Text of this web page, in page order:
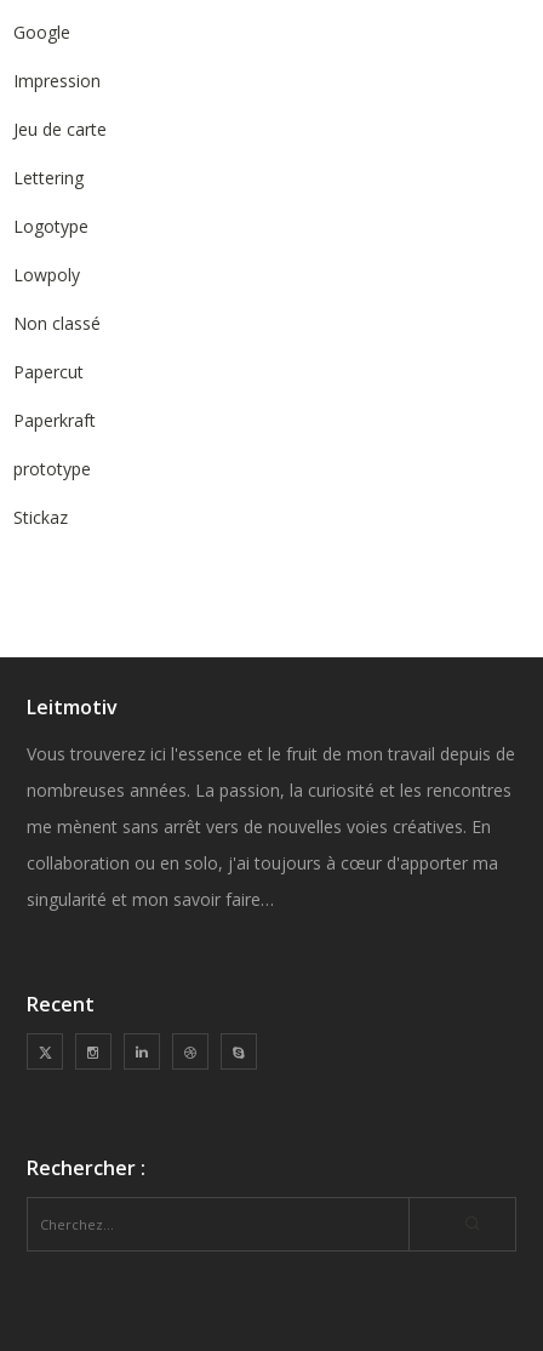
Google
Impression
Jeu de carte
Lettering
Logotype
Lowpoly
Non classé
Papercut
Paperkraft
prototype
Stickaz
Leitmotiv
Vous trouverez ici l'essence et le fruit de mon travail depuis de
nombreuses années. La passion, la curiosité et les rencontres
me mènent sans arrêt vers de nouvelles voies créatives. En
collaboration ou en solo, j'ai toujours à cœur d'apporter ma
singularité et mon savoir faire…
Recent
Rechercher :